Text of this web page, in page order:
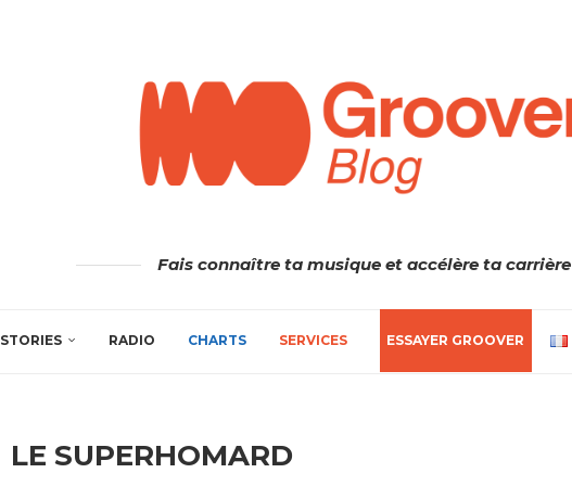
Fais connaître ta musique et accélère ta carrière
STORIES RADIO CHARTS SERVICES ESSAYER GROOVER
LE SUPERHOMARD